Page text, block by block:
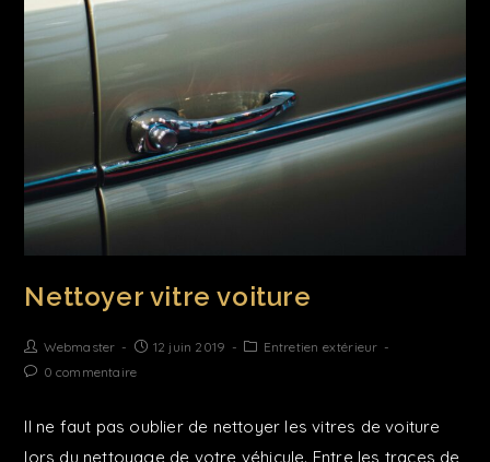
Nettoyer vitre voiture
Webmaster 12 juin 2019
Entretien extérieur
0 commentaire
Il ne faut pas oublier de nettoyer les vitres de voiture
lors du nettoyage de votre véhicule. Entre les traces de